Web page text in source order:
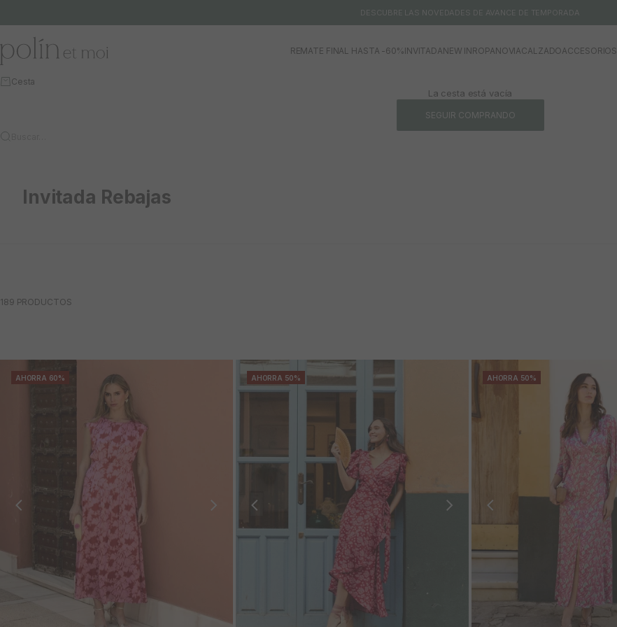
DESCUBRE LAS NOVEDADES DE AVANCE DE TEMPORADA
Polín et moi
REMATE FINAL HASTA -60%INVITADANEW INROPANOVIACALZADOACCESORIOS
Cesta
La cesta está vacía
SEGUIR COMPRANDO
Buscar…
Invitada Rebajas
189 PRODUCTOS
AHORRA 60% AHORRA 50% AHORRA 50%